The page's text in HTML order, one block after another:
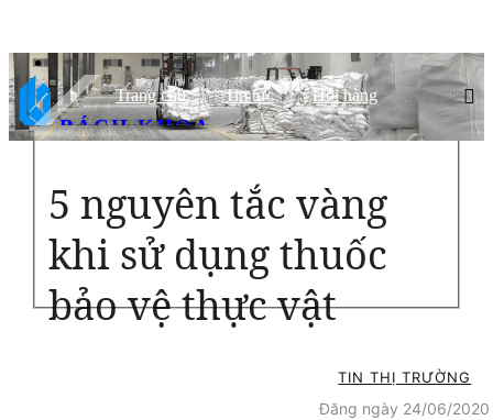
BÁCH KHOA
CHẤT LƯỢNG HÀNG ĐẦU, ĐỐI TÁC TIN CẬY
Trang chủ Tin tức Hỏi hàng
5 nguyên tắc vàng
khi sử dụng thuốc
bảo vệ thực vật
TIN THỊ TRƯỜNG
Đăng ngày 24/06/2020